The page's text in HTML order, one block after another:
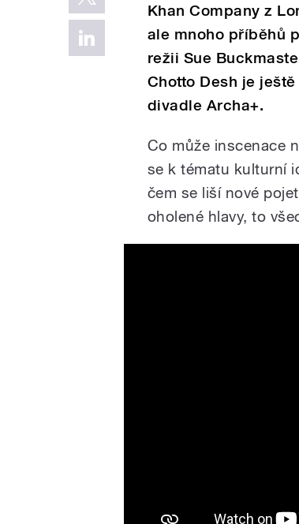
Khan Company z
ale mnoho příběhů
režii Sue
Chotto Desh je
divadle Archa+.
Co může inscenace
se k tématu kulturní
čem se liší nové
oholené hlavy, to